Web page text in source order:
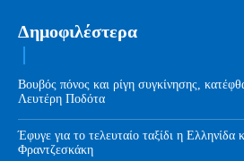
Δημοφιλέστερα
Βουβός πόνος και ρίγη συγκίνησης,
Λευτέρη Ποδότα
Έφυγε για το τελευταίο ταξίδι η Ελληνίδα
Φραντζεσκάκη